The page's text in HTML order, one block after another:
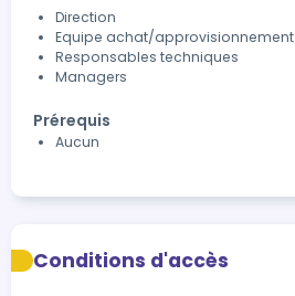
Direction
Equipe achat/approvisionnement
Responsables techniques
Managers
Prérequis
Aucun
Conditions d'accès